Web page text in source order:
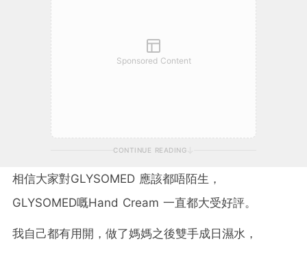
Sponsored Content
CONTINUE READING
相信大家對GLYSOMED 應該都唔陌生，
GLYSOMED嘅Hand Cream 一直都大受好評。
我自己都有用開，做了媽媽之後雙手成日濕水，